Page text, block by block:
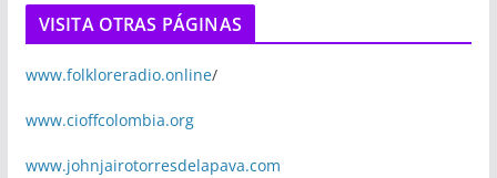
VISITA OTRAS PÁGINAS
www.folkloreradio.online/
www.cioffcolombia.org
www.johnjairotorresdelapava.com